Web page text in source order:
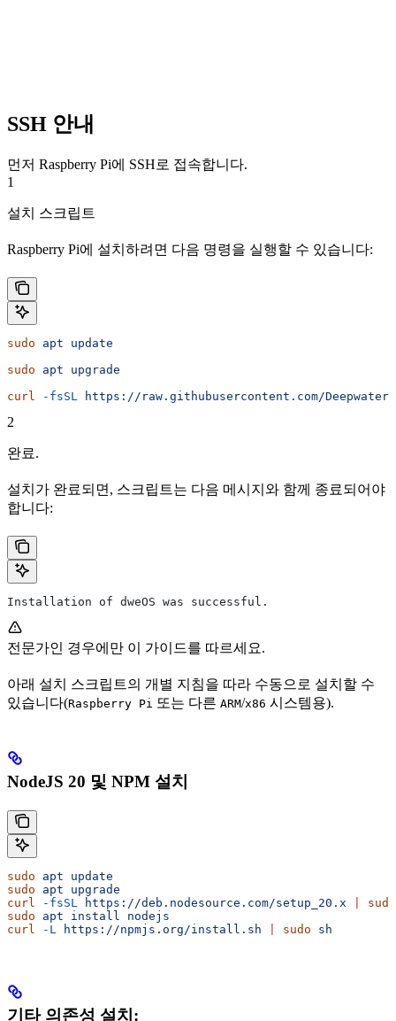
SSH 안내
먼저 Raspberry Pi에 SSH로 접속합니다.
1
설치 스크립트
Raspberry Pi에 설치하려면 다음 명령을 실행할 수 있습니다:
sudo apt update
sudo apt upgrade
curl -fsSL https://raw.githubusercontent.com/
2
완료.
설치가 완료되면, 스크립트는 다음 메시지와 함께 종료되어야
합니다:
Installation of dweOS was successful.
전문가인 경우에만 이 가이드를 따르세요.
아래 설치 스크립트의 개별 지침을 따라 수동으로 설치할 수
있습니다(Raspberry Pi 또는 다른 ARM/x86 시스템용).
NodeJS 20 및 NPM 설치
sudo apt update
sudo apt upgrade
curl -fsSL https://deb.nodesource.com/setup_20.x
sudo
sudo apt install nodejs
curl -L https://npmjs.org/install.sh sudo sh
기타 의존성 설치: